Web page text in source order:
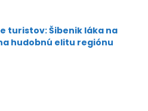
turistov: Šibenik láka na
hudobnú elitu regiónu